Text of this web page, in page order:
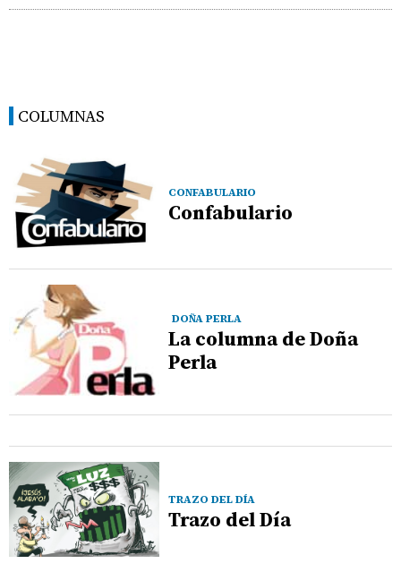
COLUMNAS
CONFABULARIO
Confabulario
DOÑA PERLA
La columna de Doña
Perla
TRAZO DEL DÍA
Trazo del Día